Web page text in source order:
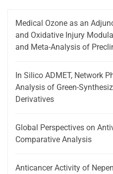
Medical Ozone as an
and Oxidative Injury
and Meta-Analysis of
In Silico ADMET, Network
Analysis of Green-
Derivatives
Global Perspectives on
Comparative Analysis
Anticancer Activity of